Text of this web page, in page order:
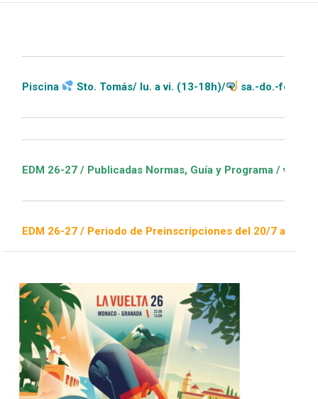
Tomás/ lu. a vi. (13-18h)/ sa.-do.-festivos (11-20h)
Publicadas Normas, Guía y Programa / ver Escuelas
/ Periodo de Preinscripciones del 20/7 al 16/8 / Sorteo 1 de